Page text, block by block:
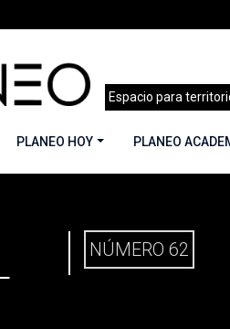
Espacio para
PLANEO HOY PLANEO
DIGITAL »PLANEO 62 | CIUDAD
NÚMERO 62